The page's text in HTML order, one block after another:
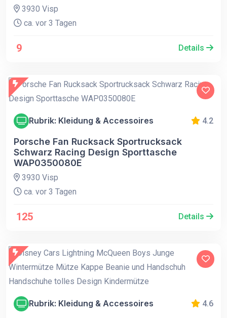
3930 Visp
ca. vor 3 Tagen
9 Details
Rubrik: Kleidung & Accessoires 4.2
Porsche Fan Rucksack Sportrucksack
Schwarz Racing Design Sporttasche
WAP0350080E
3930 Visp
ca. vor 3 Tagen
125 Details
Rubrik: Kleidung & Accessoires 4.6